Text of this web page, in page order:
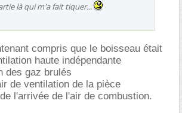
là qui m'a fait tiquer...
compris que le boisseau était
haute indépendante
des gaz brulés
de ventilation de la pièce
l'arrivée de l'air de combustion.